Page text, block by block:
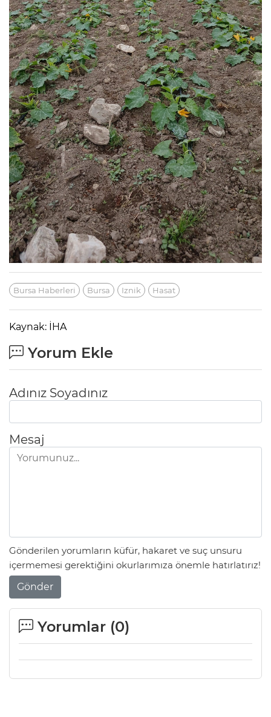
Bursa Haberleri Bursa Iznik Hasat
Kaynak: İHA
Yorum Ekle
Adınız Soyadınız
Mesaj
Gönderilen yorumların küfür, hakaret ve suç unsuru
içermemesi gerektiğini okurlarımıza önemle hatırlatırız!
Gönder
Yorumlar (0)